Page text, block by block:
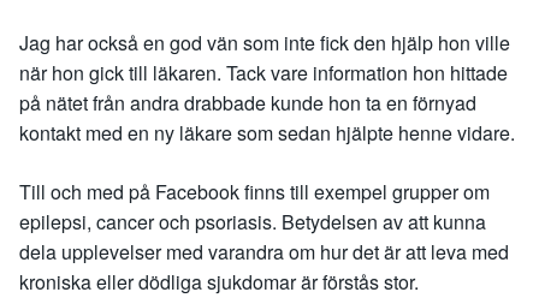
Jag har också en god vän som inte fick den hjälp hon ville
när hon gick till läkaren. Tack vare information hon hittade
på nätet från andra drabbade kunde hon ta en förnyad
kontakt med en ny läkare som sedan hjälpte henne vidare.
Till och med på Facebook finns till exempel grupper om
epilepsi, cancer och psoriasis. Betydelsen av att kunna
dela upplevelser med varandra om hur det är att leva med
kroniska eller dödliga sjukdomar är förstås stor.